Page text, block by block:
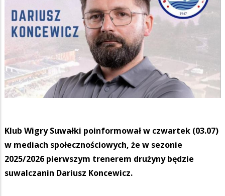
Klub Wigry Suwałki poinformował w czwartek (03.07)
w mediach społecznościowych, że w sezonie
2025/2026 pierwszym trenerem drużyny będzie
suwalczanin Dariusz Koncewicz.